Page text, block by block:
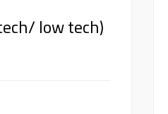
low tech)